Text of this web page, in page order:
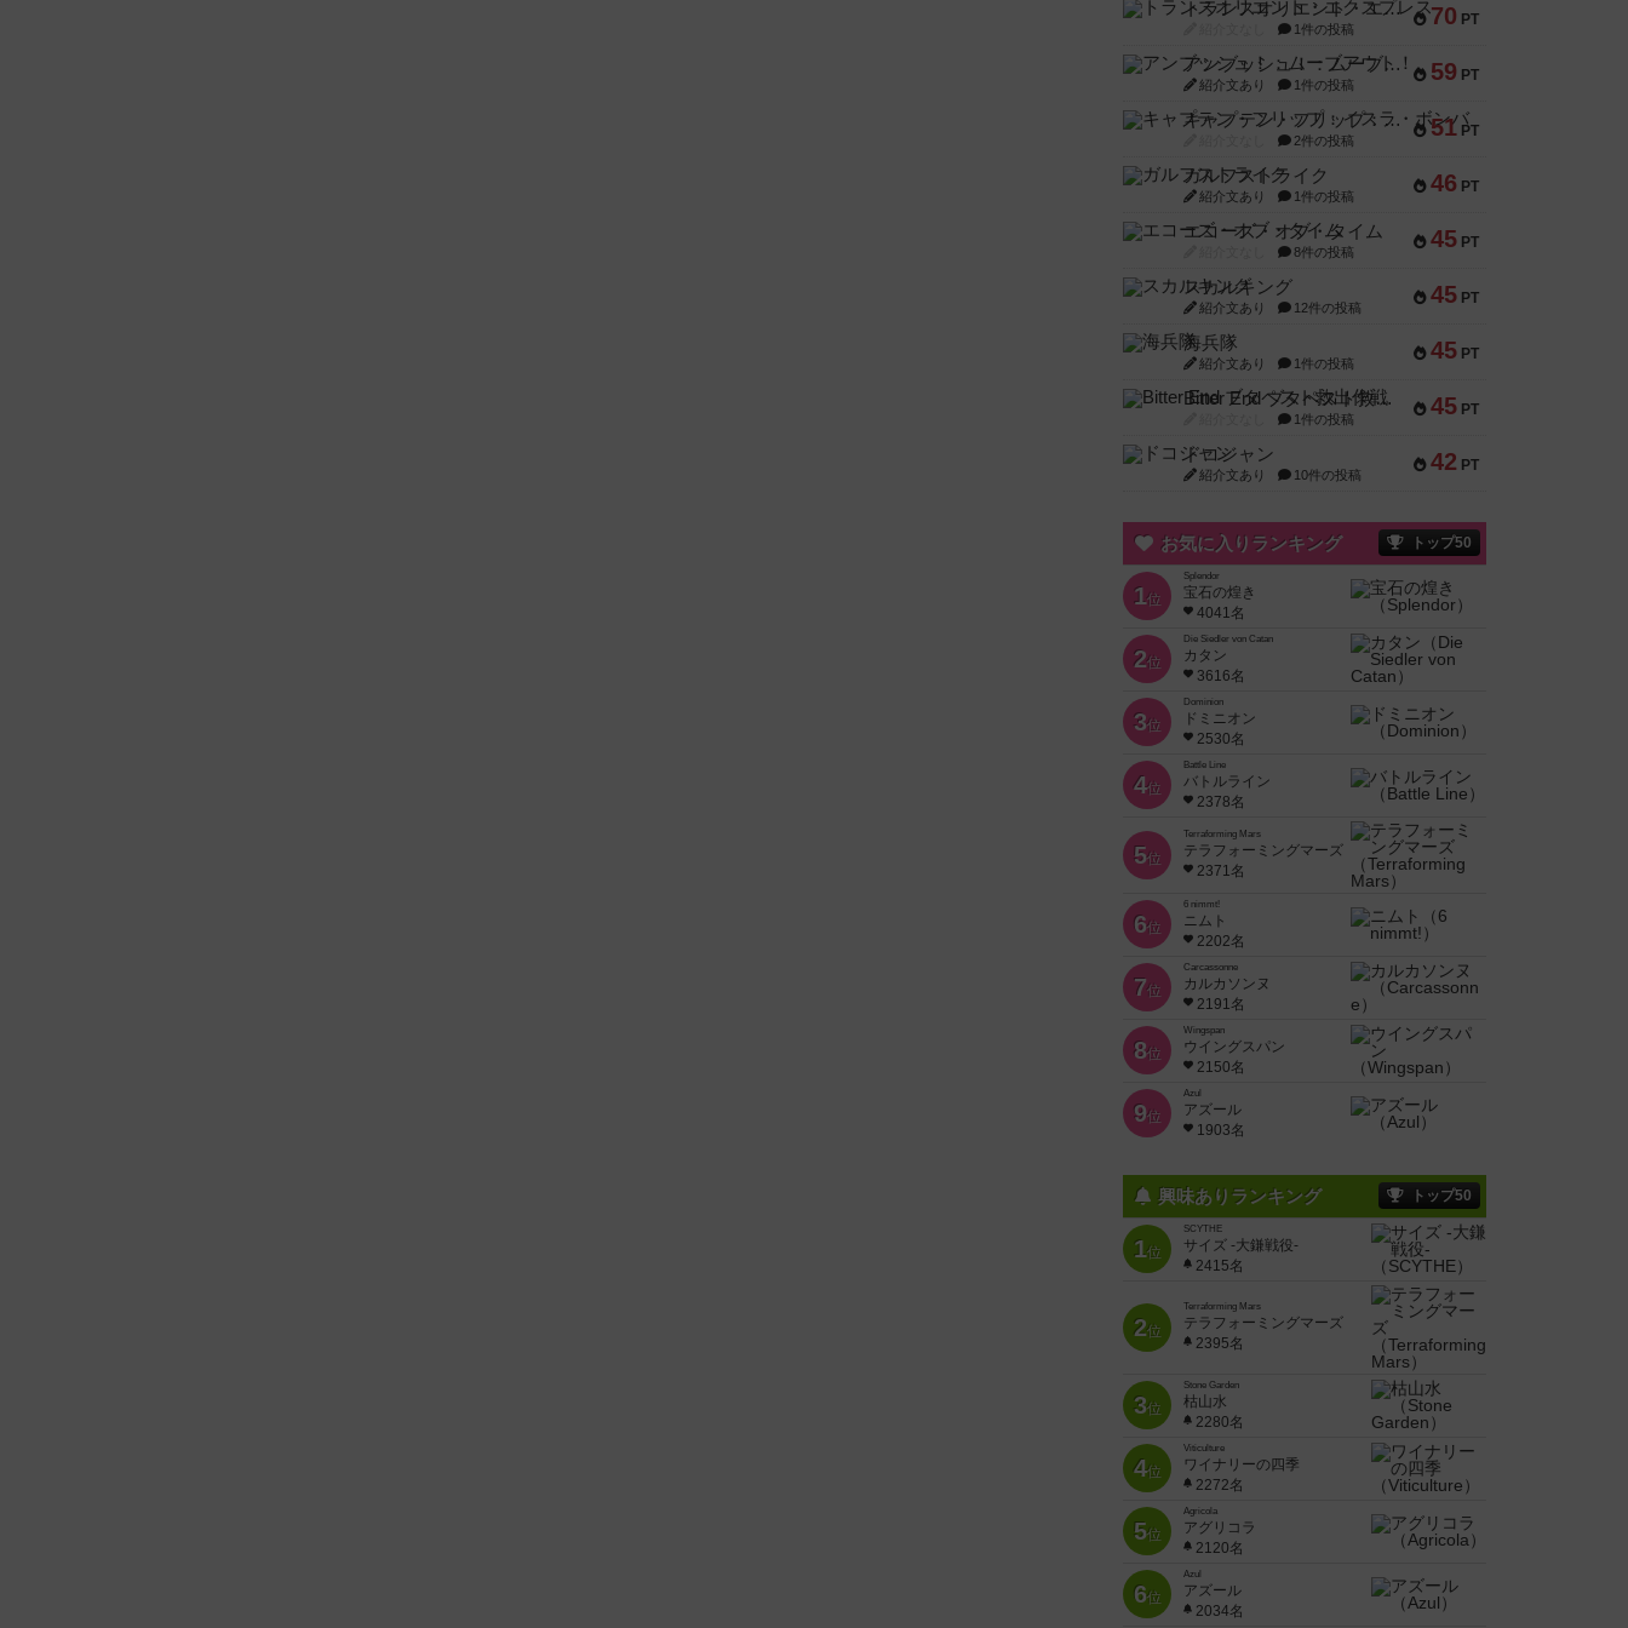
70 PT
トランスオリエント・エクスプレス
1件の投稿
59 PT
アンブッシュ！：ムーブアウト！
紹介文あり 1件の投稿
51 PT
キャプテン・フリップ：イスラ・ボンバ
2件の投稿
46 PT
ガルフストライク
紹介文あり 1件の投稿
45 PT
エコーズ・オブ・タイム
8件の投稿
45 PT
スカルキング
紹介文あり 12件の投稿
45 PT
海兵隊
紹介文あり 1件の投稿
45 PT
Bitter End ブタペスト救出作戦
1件の投稿
42 PT
ドコジャン
紹介文あり 10件の投稿
お気に入りランキング トップ50
1位
Splendor
宝石の煌き
4041名
2位
Die Siedler von Catan
カタン
3616名
3位
Dominion
ドミニオン
2530名
4位
Battle Line
バトルライン
2378名
5位
Terraforming Mars
テラフォーミングマーズ
2371名
6位
6 nimmt!
ニムト
2202名
7位
Carcassonne
カルカソンヌ
2191名
8位
Wingspan
ウイングスパン
2150名
9位
Azul
アズール
1903名
興味ありランキング トップ50
1位
SCYTHE
サイズ -大鎌戦役-
2415名
2位
Terraforming Mars
テラフォーミングマーズ
2395名
3位
Stone Garden
枯山水
2280名
4位
Viticulture
ワイナリーの四季
2272名
5位
Agricola
アグリコラ
2120名
6位
Azul
アズール
2034名